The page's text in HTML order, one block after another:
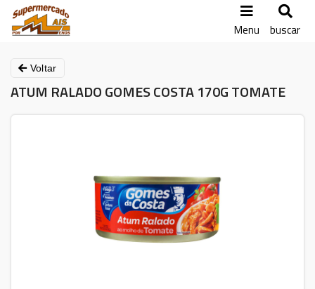
Menu buscar
Voltar
ATUM RALADO GOMES COSTA 170G TOMATE